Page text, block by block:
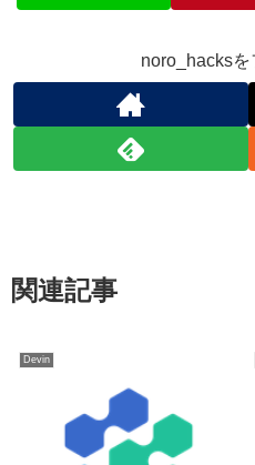
noro_hacks
関連記事
Devin